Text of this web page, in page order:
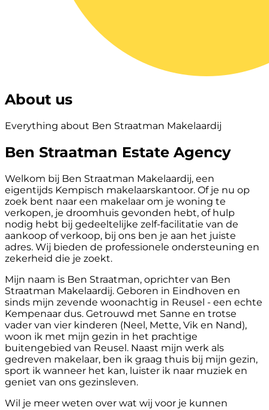
About us
Everything about Ben Straatman Makelaardij
Ben Straatman Estate Agency
Welkom bij Ben Straatman Makelaardij, een
eigentijds Kempisch makelaarskantoor. Of je nu op
zoek bent naar een makelaar om je woning te
verkopen, je droomhuis gevonden hebt, of hulp
nodig hebt bij gedeeltelijke zelf-facilitatie van de
aankoop of verkoop, bij ons ben je aan het juiste
adres. Wij bieden de professionele ondersteuning en
zekerheid die je zoekt.
Mijn naam is Ben Straatman, oprichter van Ben
Straatman Makelaardij. Geboren in Eindhoven en
sinds mijn zevende woonachtig in Reusel - een echte
Kempenaar dus. Getrouwd met Sanne en trotse
vader van vier kinderen (Neel, Mette, Vik en Nand),
woon ik met mijn gezin in het prachtige
buitengebied van Reusel. Naast mijn werk als
gedreven makelaar, ben ik graag thuis bij mijn gezin,
sport ik wanneer het kan, luister ik naar muziek en
geniet van ons gezinsleven.
Wil je meer weten over wat wij voor je kunnen